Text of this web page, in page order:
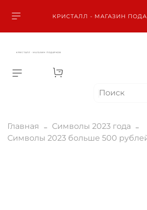
КРИСТАЛЛ - МАГАЗИН
КРИСТАЛЛ - МАГАЗИН ПОДАРКОВ
Главная
Символы 2023 года
Символы 2023 больше 500